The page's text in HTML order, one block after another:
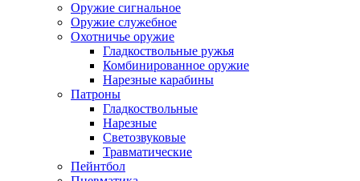
Оружие сигнальное
Оружие служебное
Охотничье оружие
Гладкоствольные ружья
Комбинированное оружие
Нарезные карабины
Патроны
Гладкоствольные
Нарезные
Светозвуковые
Травматические
Пейнтбол